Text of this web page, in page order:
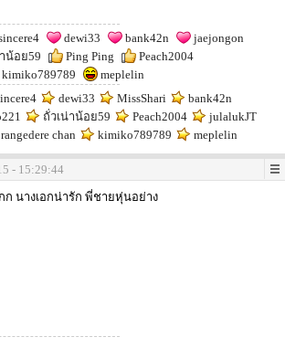
dewi33 bank42n
jaejongon
น้อย59 Ping Ping
Peach2004
kimiko789789
meplelin
dewi33 MissShari
bank42n
ถั่วเน่าน้อย59 Peach2004
julalukJT
rangedere chan kimiko789789 meplelin
- 15:29:44
นางเอกน่ารัก พี่ชายหุ่นอย่าง